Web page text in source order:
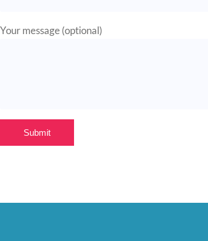
Your message (optional)